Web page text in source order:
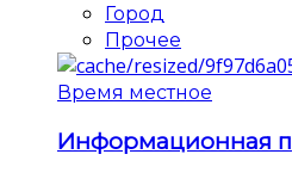
Город
Прочее
Время местное
Информационная